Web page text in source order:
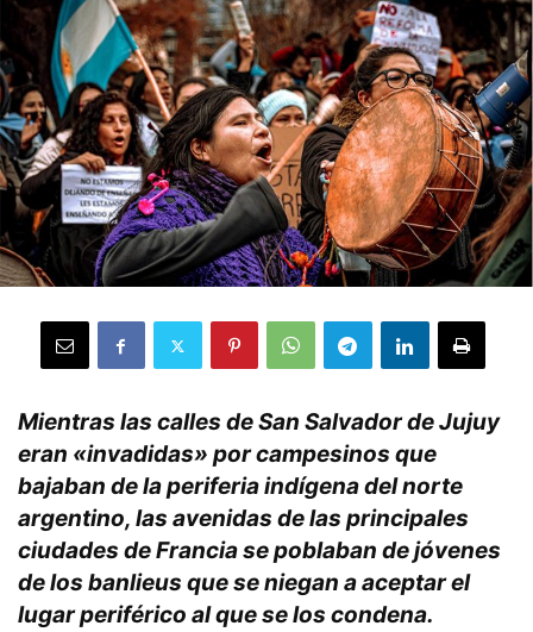
Mientras las calles de San Salvador de Jujuy
eran «invadidas» por campesinos que
bajaban de la periferia indígena del norte
argentino, las avenidas de las principales
ciudades de Francia se poblaban de jóvenes
de los banlieus que se niegan a aceptar el
lugar periférico al que se los condena.